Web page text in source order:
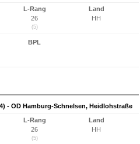
L-Rang
26
(5)
Land
HH
BPL
- OD Hamburg-Schnelsen, Heidlohstraße
L-Rang
26
(5)
Land
HH